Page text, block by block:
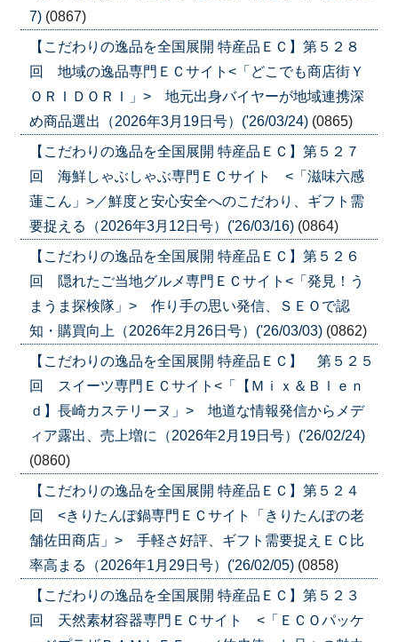
7) (0867)
【こだわりの逸品を全国展開 特産品ＥＣ】第５２８
回 地域の逸品専門ＥＣサイト<「どこでも商店街Ｙ
ＯＲＩＤＯＲＩ」> 地元出身バイヤーが地域連携深
め商品選出（2026年3月19日号）('26/03/24) (0865)
【こだわりの逸品を全国展開 特産品ＥＣ】第５２７
回 海鮮しゃぶしゃぶ専門ＥＣサイト <「滋味六感
蓮こん」>／鮮度と安心安全へのこだわり、ギフト需
要捉える（2026年3月12日号）('26/03/16) (0864)
【こだわりの逸品を全国展開 特産品ＥＣ】第５２６
回 隠れたご当地グルメ専門ＥＣサイト<「発見！う
まうま探検隊」> 作り手の思い発信、ＳＥＯで認
知・購買向上（2026年2月26日号）('26/03/03) (0862)
【こだわりの逸品を全国展開 特産品ＥＣ】 第５２５
回 スイーツ専門ＥＣサイト<「【Ｍｉｘ＆Ｂｌｅｎ
ｄ】長崎カステリーヌ」> 地道な情報発信からメデ
ィア露出、売上増に（2026年2月19日号）('26/02/24)
(0860)
【こだわりの逸品を全国展開 特産品ＥＣ】第５２４
回 <きりたんぽ鍋専門ＥＣサイト「きりたんぽの老
舗佐田商店」> 手軽さ好評、ギフト需要捉えＥＣ比
率高まる（2026年1月29日号）('26/02/05) (0858)
【こだわりの逸品を全国展開 特産品ＥＣ】第５２３
回 天然素材容器専門ＥＣサイト <「ＥＣＯパッケ